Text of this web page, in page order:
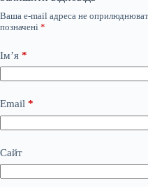
Ваша e-mail адреса не
позначені *
Ім’я *
Email *
Сайт